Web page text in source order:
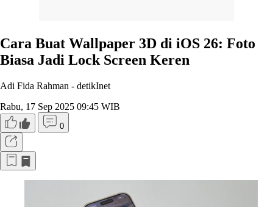
Cara Buat Wallpaper 3D di iOS 26: Foto
Biasa Jadi Lock Screen Keren
Adi Fida Rahman - detikInet
Rabu, 17 Sep 2025 09:45 WIB
0